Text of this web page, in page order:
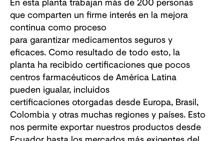
que comparten un firme interés en la mejora
continua como proceso
para garantizar medicamentos seguros y
eficaces. Como resultado de todo esto, la
planta ha recibido certificaciones que pocos
centros farmacéuticos de América Latina
pueden igualar, incluidos
certificaciones otorgadas desde Europa, Brasil,
Colombia y otras muchas regiones y países. Esto
nos permite exportar nuestros productos desde